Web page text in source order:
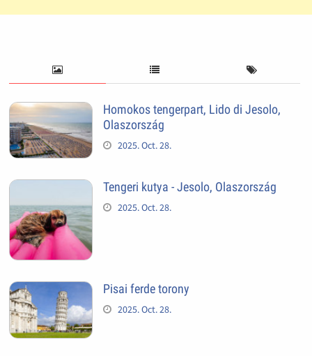
Homokos tengerpart, Lido di Jesolo,
Olaszország
2025. Oct. 28.
Tengeri kutya - Jesolo, Olaszország
2025. Oct. 28.
Pisai ferde torony
2025. Oct. 28.